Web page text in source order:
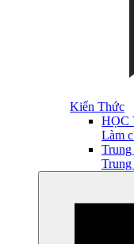
Kiến Thức
HỌC
Làm
Trung